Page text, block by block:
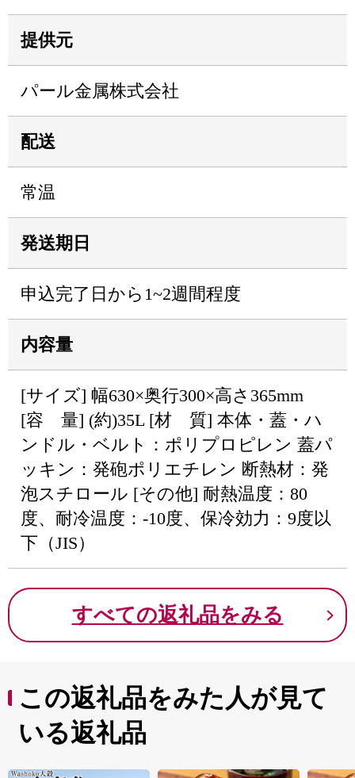
提供元
パール金属株式会社
配送
常温
発送期日
申込完了日から1~2週間程度
内容量
[サイズ] 幅630×奥行300×高さ365mm
[容 量] (約)35L [材 質] 本体・蓋・ハ
ンドル・ベルト：ポリプロピレン 蓋パ
ッキン：発砲ポリエチレン 断熱材：発
泡スチロール [その他] 耐熱温度：80
度、耐冷温度：-10度、保冷効力：9度以
下（JIS）
すべての返礼品をみる
この返礼品をみた人が見て
いる返礼品